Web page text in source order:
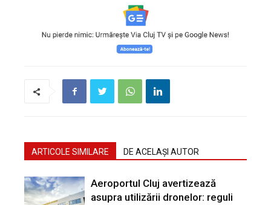
ARTICOLE SIMILARE DE ACELAȘI AUTOR
Aeroportul Cluj avertizează
asupra utilizării dronelor: reguli